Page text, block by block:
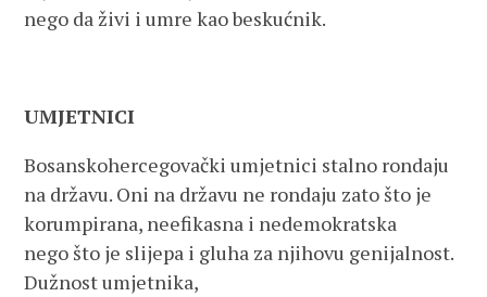
nego da živi i umre kao beskućnik.
UMJETNICI
Bosanskohercegovački umjetnici stalno rondaju
na državu. Oni na državu ne rondaju zato što je
korumpirana, neefikasna i nedemokratska
nego što je slijepa i gluha za njihovu genijalnost.
Dužnost umjetnika,